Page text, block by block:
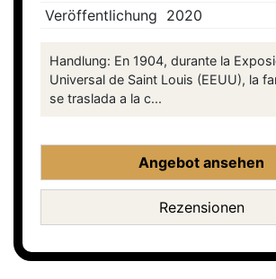
Veröffentlichung 2020
Handlung: En 1904, durante la
Universal de Saint Louis (EEUU), la
se traslada a la c...
Angebot ansehen
Rezensionen